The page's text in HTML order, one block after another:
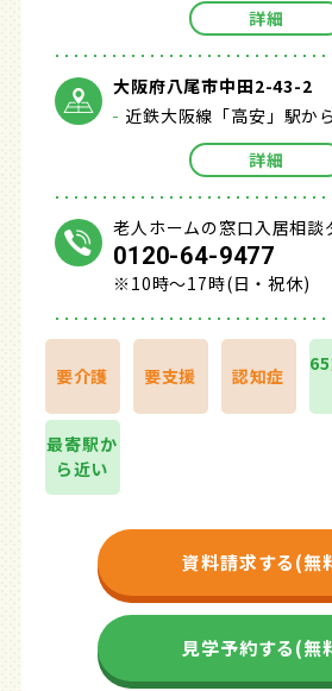
詳細
大阪府八尾市中田2-43-2
近鉄大阪線「高安」駅か
詳細
老人ホームの窓口入居相談
0120-64-9477
※10時～17時(日・祝休)
要介護 要支援 認知症
最寄駅か
ら近い
資料請求する(無
見学予約する(無